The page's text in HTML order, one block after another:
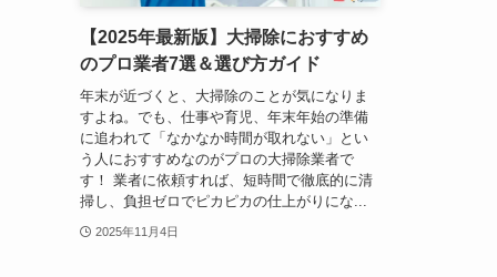
【2025年最新版】大掃除におすすめ
のプロ業者7選＆選び方ガイド
年末が近づくと、大掃除のことが気になりま
すよね。でも、仕事や育児、年末年始の準備
に追われて「なかなか時間が取れない」とい
う人におすすめなのがプロの大掃除業者で
す！ 業者に依頼すれば、短時間で徹底的に清
掃し、負担ゼロでピカピカの仕上がりにな...
2025年11月4日